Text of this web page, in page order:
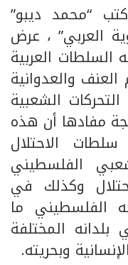
“محمد ديبو”
العربي” ، عرض
العربية
والعدوانية
الشعبية
مفادها أن هذه
الاحتلال
الفلسطيني
وكذلك في
الفلسطيني ما
المختلفة
وبحريته.